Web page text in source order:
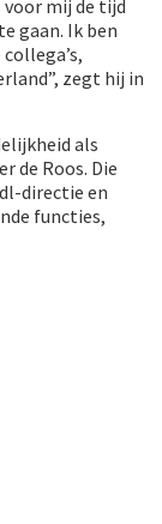
mij de tijd
gaan. Ik ben
zegt hij in
als
de Roos. Die
directie en
functies,